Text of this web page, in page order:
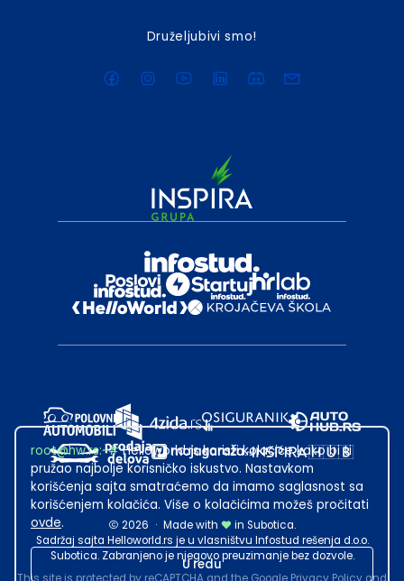
Druželjubivi smo!
2026 · Made with
in Subotica.
Sadržaj sajta Helloworld.rs je u vlasništvu Infostud rešenja d.o.o.
Subotica. Zabranjeno je njegovo preuzimanje bez dozvole.
root@hw.rs:~#Helloworld.rs koristi kolačiće kako bi ti
pružao najbolje korisničko iskustvo. Nastavkom
korišćenja sajta smatraćemo da imamo saglasnost sa
korišćenjem kolačića. Više o kolačićima možeš pročitati
ovde.
U redu